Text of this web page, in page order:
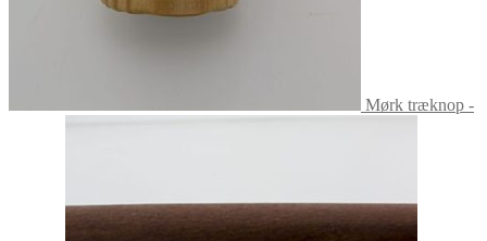
Mørk træknop -